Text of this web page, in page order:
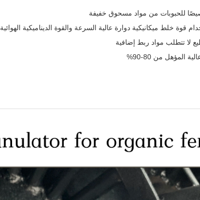
للحبوبات من مواد مسحوق خفيفة
قوة خلط ميكانيكية دوارة عالية السرعة والقوة الديناميكية الهوائية
لا تتطلب مواد ربط إضافية
المؤهل من 80-90%